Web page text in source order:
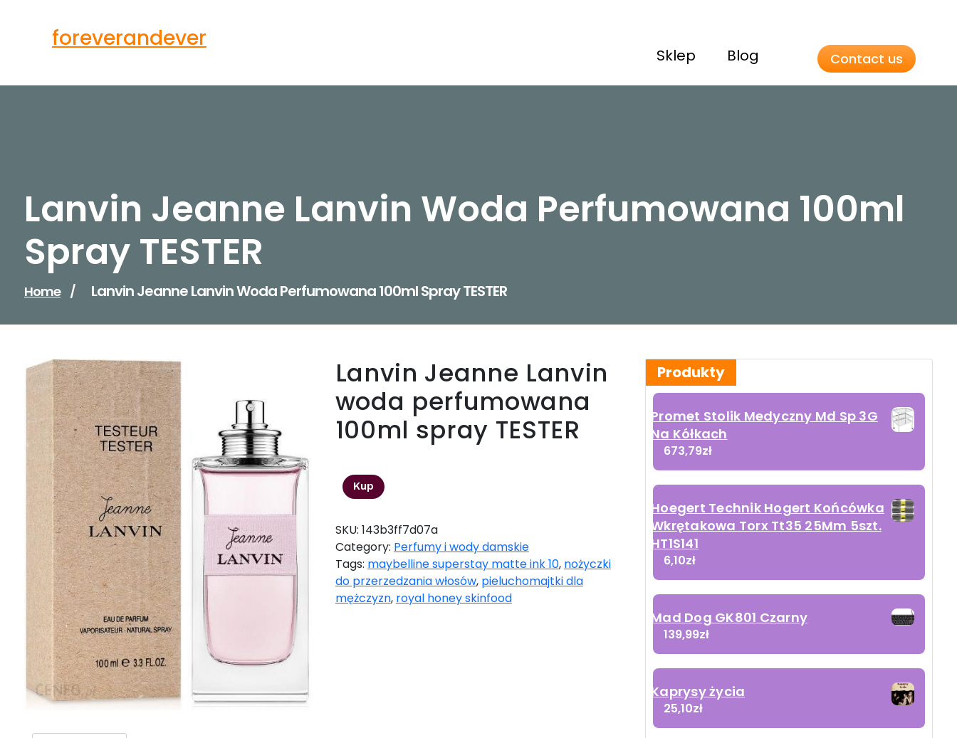
foreverandever
Sklep Blog Contact us
Lanvin Jeanne Lanvin Woda Perfumowana 100ml
Spray TESTER
Home / Lanvin Jeanne Lanvin Woda Perfumowana 100ml Spray TESTER
Lanvin Jeanne Lanvin
woda perfumowana
100ml spray TESTER
Kup
SKU: 143b3ff7d07a
Category: Perfumy i wody damskie
Tags: maybelline superstay matte ink 10, nożyczki
do przerzedzania włosów, pieluchomajtki dla
mężczyzn, royal honey skinfood
Produkty
Promet Stolik Medyczny Md Sp 3G
Na Kółkach
673,79zł
Hoegert Technik Hogert Końcówka
Wkrętakowa Torx Tt35 25Mm 5szt.
HT1S141
6,10zł
Mad Dog GK801 Czarny
139,99zł
Kaprysy życia
25,10zł